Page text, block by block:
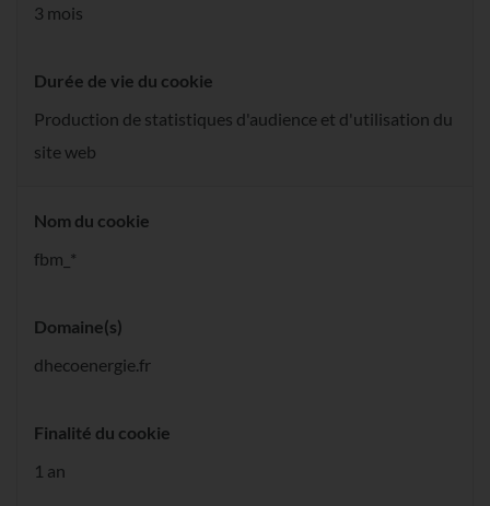
3 mois
Durée de vie du cookie
Production de statistiques d'audience et d'utilisation du
site web
Nom du cookie
fbm_*
Domaine(s)
dhecoenergie.fr
Finalité du cookie
1 an